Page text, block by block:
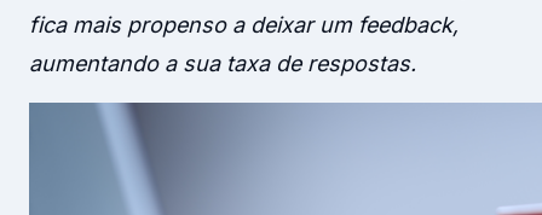
fica mais propenso a deixar um feedback,
aumentando a sua taxa de respostas.